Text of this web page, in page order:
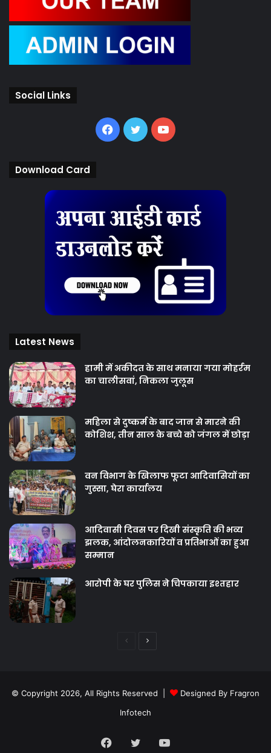
Social Links
Facebook
TwitterYouTube
Download Card
Latest News
हामी में अकीदत के साथ मनाया गया मोहर्रम
का चालीसवां, निकला जुलूस
महिला से दुष्कर्म के बाद जान से मारने की
कोशिश, तीन साल के बच्चे को जंगल में छोड़ा
वन विभाग के खिलाफ फूटा आदिवासियों का
गुस्सा, घेरा कार्यालय
आदिवासी दिवस पर दिखी संस्कृति की भव्य
झलक, आंदोलनकारियों व प्रतिभाओं का हुआ
सम्मान
आरोपी के घर पुलिस ने चिपकाया इश्तहार
PreviousNext
© Copyright 2026, All Rights Reserved |
Designed By Fragron
Infotech
Facebook
TwitterYouTube